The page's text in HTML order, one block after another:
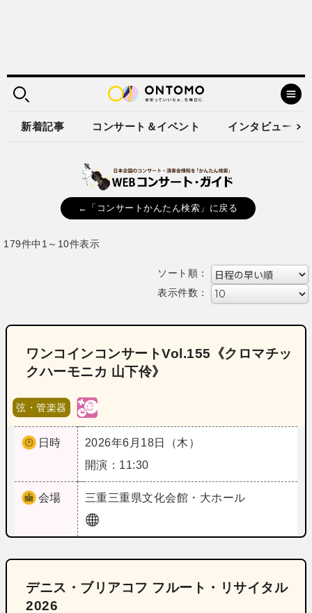
新着記事 コンサート＆イベント インタビュー
←「コンサートかんたん検索」に戻る
179件中1～10件表示
ソート順：
表示件数：
ワンコインコンサートVol.155《クロマチッ
クハーモニカ 山下伶》
弦・管楽器
日時
2026年6月18日（木）
開演：11:30
会場 三重三重県文化会館・大ホール
デニス・ブリアコフ フルート・リサイタル
2026